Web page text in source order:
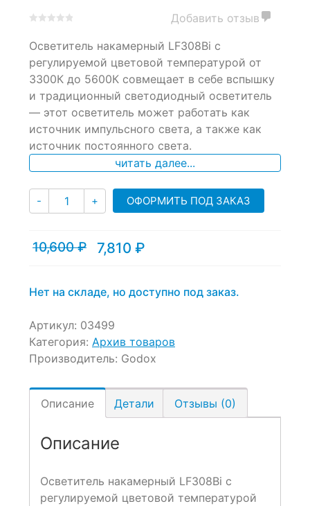
out
based
on
customer
ratings
Добавить отзыв
Осветитель накамерный LF308Bi c
регулируемой цветовой температурой от
3300К до 5600К совмещает в себе вспышку
и традиционный светодиодный осветитель
— этот осветитель может работать как
источник импульсного света, а также как
источник постоянного света.
читать далее...
- Количество
+ ОФОРМИТЬ ПОД ЗАКАЗ
10,600₽
Первоначальная
10,600 ₽.
7,810 ₽
Текущая
Нет на складе, но доступно под заказ.
Артикул: 03499
Категория: Архив товаров
Производитель: Godox
Описание Детали Отзывы (0)
Описание
Осветитель накамерный LF308Bi c
регулируемой цветовой температурой